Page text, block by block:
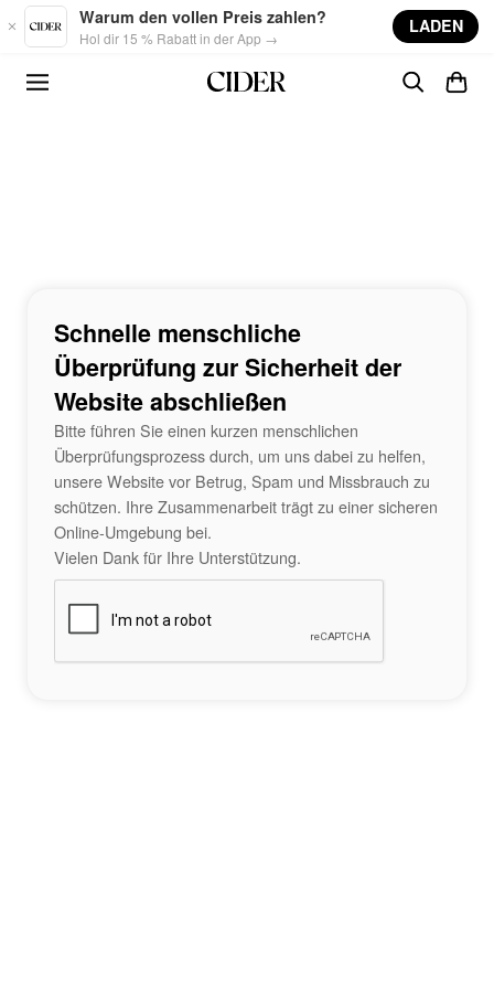
Skip to main content
Warum den vollen Preis zahlen?
Hol dir 15 % Rabatt in der App →
LADEN
Schnelle menschliche
Überprüfung zur Sicherheit der
Website abschließen
Bitte führen Sie einen kurzen menschlichen
Überprüfungsprozess durch, um uns dabei zu helfen,
unsere Website vor Betrug, Spam und Missbrauch zu
schützen. Ihre Zusammenarbeit trägt zu einer sicheren
Online-Umgebung bei.
Vielen Dank für Ihre Unterstützung.